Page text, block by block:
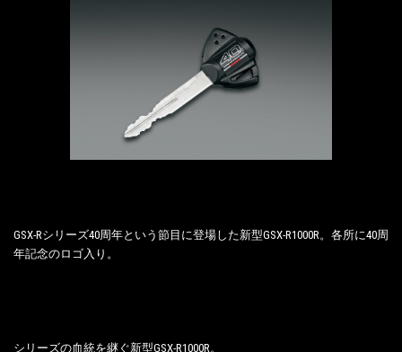
GSX-Rシリーズ40周年という節目に登場した新型GSX-R1000R。各所に40周
年記念のロゴ入り。
シリーズの血統を継ぐ新型GSX-R1000R。